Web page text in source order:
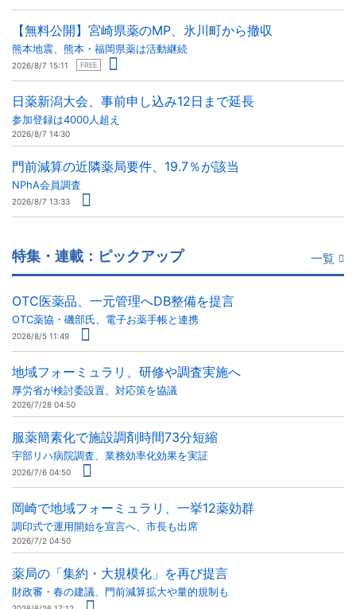
【無料公開】宮崎県薬のMP、氷川町から撤収
熊本地震、熊本・福岡県薬は活動継続
2026/8/7 15:11 FREE
日薬新潟大会、事前申し込み12日まで延長
参加登録は4000人超え
2026/8/7 14:30
門前減算の近隣薬局要件、19.7％が該当
NPhA会員調査
2026/8/7 13:33
特集・連載：ピックアップ 一覧
OTC医薬品、一元管理へDB整備を提言
OTC薬協・磯部氏、電子お薬手帳と連携
2026/8/5 11:49
地域フォーミュラリ、研修や調査実施へ
厚労省が検討委設置、対応策を協議
2026/7/28 04:50
服薬簡素化で施設調剤時間73分短縮
宇部リハ病院調査、業務効率化効果を実証
2026/7/6 04:50
岡崎で地域フォーミュラリ、一挙12薬効群
調印式で運用開始を宣言へ、市長も出席
2026/7/2 04:50
薬局の「集約・大規模化」を再び提言
財政審・春の建議、門前減算拡大や量的規制も